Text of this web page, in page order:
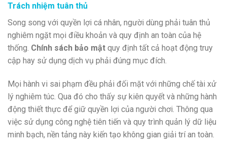
Trách nhiệm tuân thủ
Song song với quyền lợi cá nhân, người dùng phải tuân thủ
nghiêm ngặt mọi điều khoản và quy định an toàn của hệ
thống. Chính sách bảo mật quy định tất cả hoạt động truy
cập hay sử dụng dịch vụ phải đúng mục đích.
Mọi hành vi sai phạm đều phải đối mặt với những chế tài xử
lý nghiêm túc. Qua đó cho thấy sự kiên quyết và những hành
động thiết thực để giữ quyền lợi của người chơi. Thông qua
việc sử dụng công nghệ tiên tiến và quy trình quản lý dữ liệu
minh bạch, nền tảng này kiến tạo không gian giải trí an toàn.